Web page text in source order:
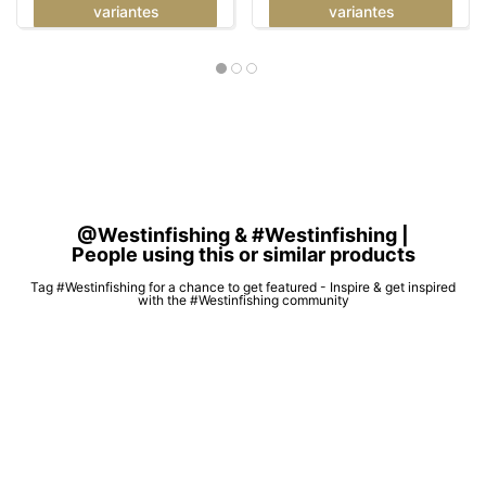
variantes
variantes
@Westinfishing & #Westinfishing |
People using this or similar products
Tag #Westinfishing for a chance to get featured - Inspire & get inspired
with the #Westinfishing community